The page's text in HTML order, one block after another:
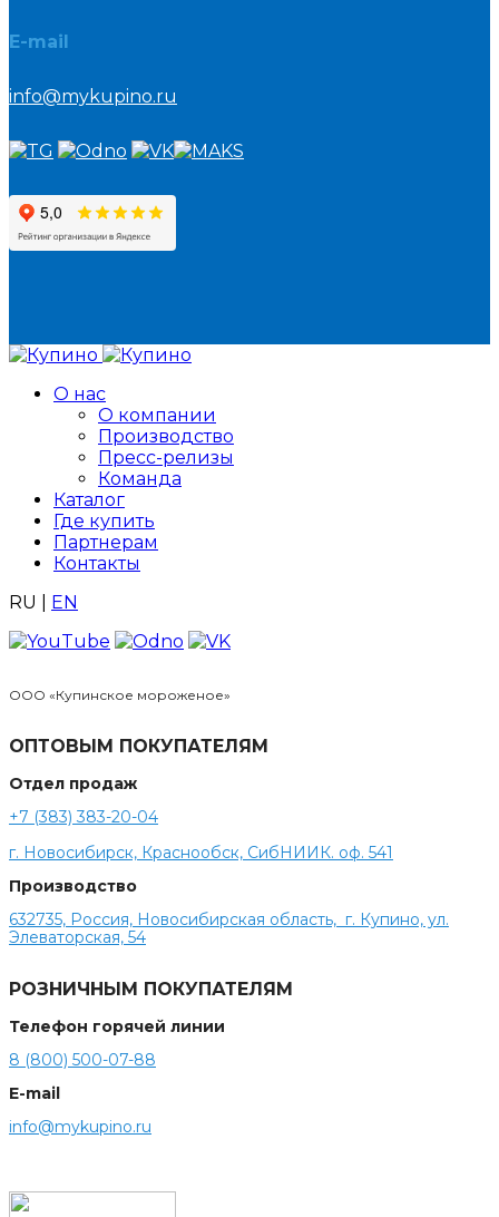
E-mail
info@mykupino.ru
О нас
О компании
Производство
Пресс-релизы
Команда
Каталог
Где купить
Партнерам
Контакты
RU
EN
ООО «Купинское мороженое»
ОПТОВЫМ ПОКУПАТЕЛЯМ
Отдел продаж
+7 (383) 383-20-04
г. Новосибирск, Краснообск, СибНИИК. оф. 541
Производство
632735, Россия, Новосибирская область, г. Купино, ул.
Элеваторская, 54
РОЗНИЧНЫМ ПОКУПАТЕЛЯМ
Телефон горячей линии
8 (800) 500-07-88
E-mail
info@mykupino.ru